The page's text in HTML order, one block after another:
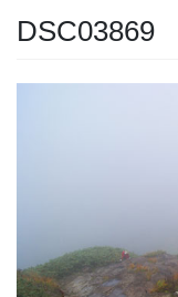
DSC03869